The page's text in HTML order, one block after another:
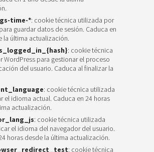
time-*: cookie técnica utilizada por
guardar datos de sesión. Caduca en
la última actualización.
: cookie técnica
WordPress para gestionar el proceso
del usuario. Caduca al finalizar la
: cookie técnica utilizada
el idioma actual. Caduca en 24 horas
actualización.
: cookie técnica utilizada
el idioma del navegador del usuario.
horas desde la última actualización.
: cookie técnica